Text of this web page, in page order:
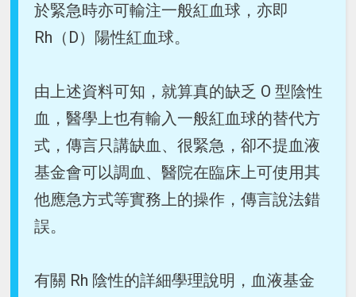
於緊急時亦可輸注一般紅血球，亦即
Rh（D）陽性紅血球。
由上述資料可知，就算真的缺乏 O 型陰性
血，醫學上也有輸入一般紅血球的替代方
式，傳言只講缺血、很緊急，卻不提血液
基金會可以調血、醫院在臨床上可使用其
他應急方式等實務上的操作，傳言說法錯
誤。
有關 Rh 陰性的詳細學理說明，血液基金